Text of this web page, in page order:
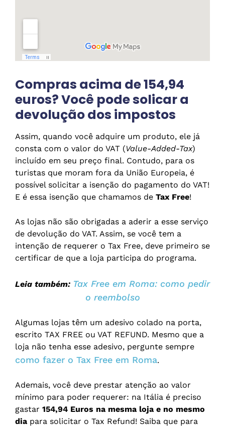
Compras acima de 154,94
euros? Você pode solicar a
devolução dos impostos
Assim, quando você adquire um produto, ele já
consta com o valor do VAT (Value-Added-Tax)
incluído em seu preço final. Contudo, para os
turistas que moram fora da União Europeia, é
possível solicitar a isenção do pagamento do VAT!
E é essa isenção que chamamos de Tax Free!
As lojas não são obrigadas a aderir a esse serviço
de devolução do VAT. Assim, se você tem a
intenção de requerer o Tax Free, deve primeiro se
certificar de que a loja participa do programa.
Leia também: Tax Free em Roma: como pedir
o reembolso
Algumas lojas têm um adesivo colado na porta,
escrito TAX FREE ou VAT REFUND. Mesmo que a
loja não tenha esse adesivo, pergunte sempre
como fazer o Tax Free em Roma.
Ademais, você deve prestar atenção ao valor
mínimo para poder requerer: na Itália é preciso
gastar 154,94 Euros na mesma loja e no mesmo
dia para solicitar o Tax Refund! Saiba que para